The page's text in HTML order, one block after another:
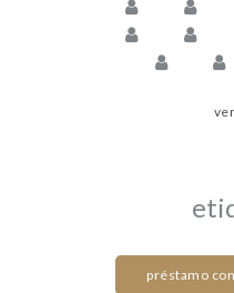
préstamo